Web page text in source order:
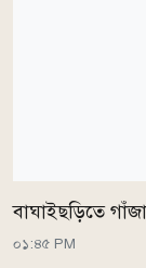
বাঘাইছড়িতে
০১:৪৫ PM